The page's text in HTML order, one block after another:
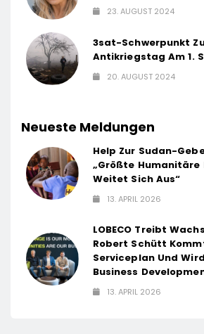
23. AUGUST 2024
3sat-Schwerpunkt
Antikriegstag Am 1.
20. AUGUST 2024
Neueste Meldungen
Help Zur Sudan-
„Größte Humanitäre
Weitet Sich Aus“
13. APRIL 2026
LOBECO Treibt
Robert Schütt
Serviceplan Und
Business
13. APRIL 2026